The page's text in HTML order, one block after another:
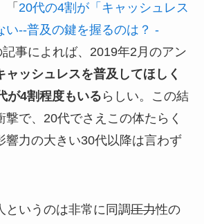
「 20代の4割が「キャッシュレス
い--普及の鍵を握るのは？ -
記事によれば、2019年2月のアン
ャッシュレスを普及してほしく
が4割程度もいる らしい。この結
撃で、20代でさえこの体たらく
響力の大きい30代以降は言わず
というのは非常に同調圧力性の